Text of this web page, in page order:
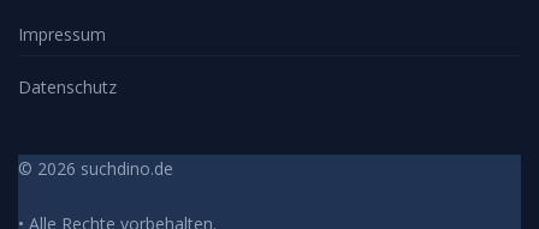
Impressum
Datenschutz
© 2026 suchdino.de
• Alle Rechte vorbehalten.